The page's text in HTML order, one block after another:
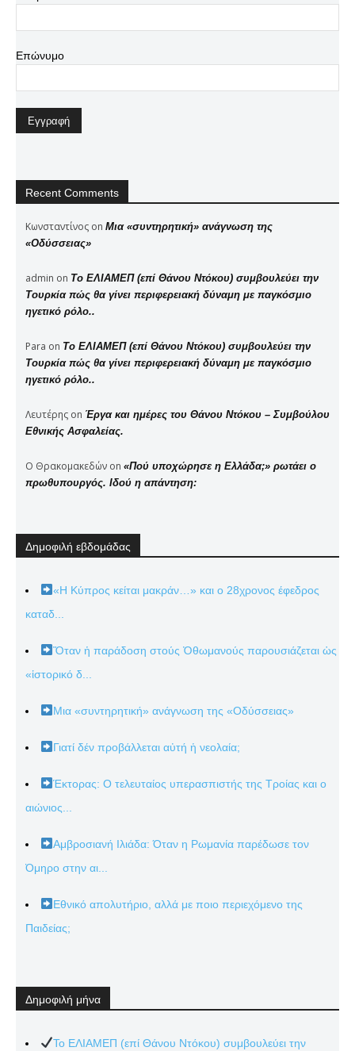
Επώνυμο
Recent Comments
Κωνσταντίνος on Μια «συντηρητική» ανάγνωση της
«Οδύσσειας»
admin on Το ΕΛΙΑΜΕΠ (επί Θάνου Ντόκου) συμβουλεύει την
Τουρκία πώς θα γίνει περιφερειακή δύναμη με παγκόσμιο
ηγετικό ρόλο..
Para on Το ΕΛΙΑΜΕΠ (επί Θάνου Ντόκου) συμβουλεύει την
Τουρκία πώς θα γίνει περιφερειακή δύναμη με παγκόσμιο
ηγετικό ρόλο..
Λευτέρης on Έργα και ημέρες του Θάνου Ντόκου – Συμβούλου
Εθνικής Ασφαλείας.
Ο Θρακομακεδών on «Πού υποχώρησε η Ελλάδα;» ρωτάει ο
πρωθυπουργός. Ιδού η απάντηση:
Δημοφιλή εβδομάδας
«Η Κύπρος κείται μακράν…» και ο 28χρονος έφεδρος
καταδ...
Ὅταν ἡ παράδοση στούς Ὀθωμανούς παρουσιάζεται ὡς
«ἱστορικό δ...
Μια «συντηρητική» ανάγνωση της «Οδύσσειας»
Γιατί δέν προβάλλεται αὐτή ἡ νεολαία;
Έκτορας: Ο τελευταίος υπερασπιστής της Τροίας και ο
αιώνιος...
Αμβροσιανή Ιλιάδα: Όταν η Ρωμανία παρέδωσε τον
Όμηρο στην αι...
Εθνικό απολυτήριο, αλλά με ποιο περιεχόμενο της
Παιδείας;
Δημοφιλή μήνα
Το ΕΛΙΑΜΕΠ (επί Θάνου Ντόκου) συμβουλεύει την